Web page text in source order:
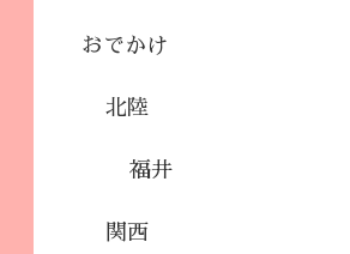
おでかけ
北陸
福井
関西